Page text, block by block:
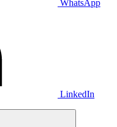
WhatsApp
LinkedIn